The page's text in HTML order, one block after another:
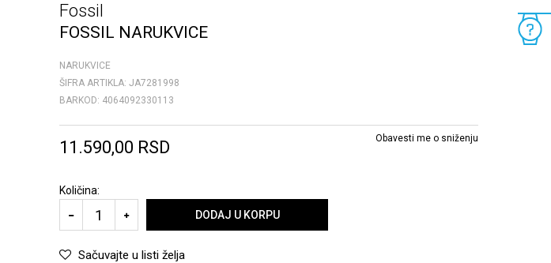
Fossil
FOSSIL NARUKVICE
NARUKVICE
ŠIFRA ARTIKLA: JA7281998
BARKOD: 4064092330113
11.590,00 RSD Obavesti me o sniženju
Količina:
DODAJ U KORPU
Sačuvajte u listi želja